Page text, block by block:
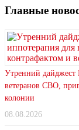
Главные
Утренний дайджест
ветеранов СВО,
колонии
08.08.2026